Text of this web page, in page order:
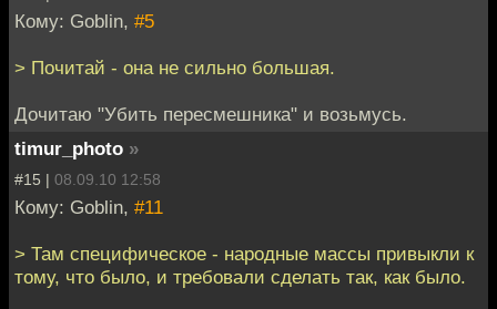
Кому: Goblin, #5
> Почитай - она не сильно большая.
Дочитаю "Убить пересмешника" и возьмусь.
timur_photo »
#15 | 08.09.10 12:58
Кому: Goblin, #11
> Там специфическое - народные массы привыкли к
тому, что было, и требовали сделать так, как было.